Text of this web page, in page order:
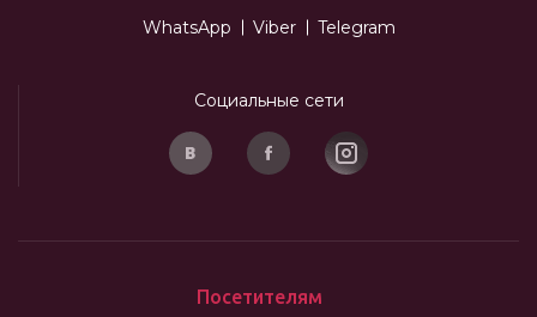
WhatsApp Viber Telegram
Социальные сети
Посетителям